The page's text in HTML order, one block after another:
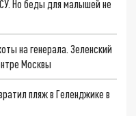
Но беды для малышей не
на генерала. Зеленский
Москвы
пляж в Геленджике в